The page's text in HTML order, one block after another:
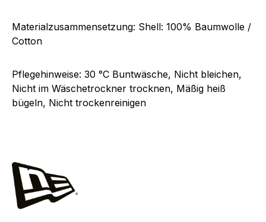
Materialzusammensetzung: Shell: 100% Baumwolle /
Cotton
Pflegehinweise: 30 °C Buntwäsche, Nicht bleichen,
Nicht im Wäschetrockner trocknen, Mäßig heiß
bügeln, Nicht trockenreinigen